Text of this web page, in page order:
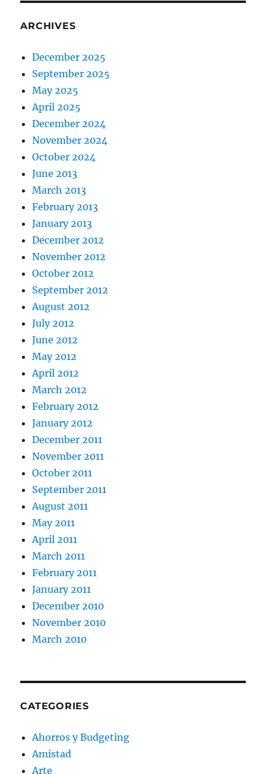
ARCHIVES
December 2025
September 2025
May 2025
April 2025
December 2024
November 2024
October 2024
June 2013
March 2013
February 2013
January 2013
December 2012
November 2012
October 2012
September 2012
August 2012
July 2012
June 2012
May 2012
April 2012
March 2012
February 2012
January 2012
December 2011
November 2011
October 2011
September 2011
August 2011
May 2011
April 2011
March 2011
February 2011
January 2011
December 2010
November 2010
March 2010
CATEGORIES
Ahorros y Budgeting
Amistad
Arte